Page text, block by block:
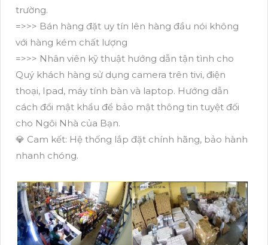
trường.
=>>> Bán hàng đặt uy tín lên hàng đầu nói không
với hàng kém chất lượng
=>>> Nhân viên kỹ thuật hướng dẫn tận tình cho
Quý khách hàng sử dụng camera trên tivi, điện
thoại, Ipad, máy tính bàn và laptop. Hướng dẫn
cách đổi mật khẩu để bảo mật thông tin tuyệt đối
cho Ngôi Nhà của Bạn.
💎 Cam kết: Hệ thống lắp đặt chính hãng, bảo hành
nhanh chóng.